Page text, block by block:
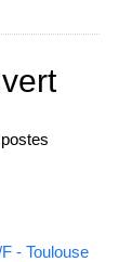
- Toulouse